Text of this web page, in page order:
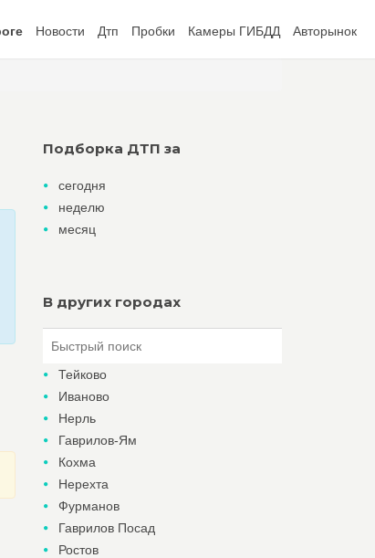
Новости Дтп Пробки Камеры ГИБДД Авторынок
Подборка ДТП за
сегодня
неделю
месяц
В других городах
Тейково
Иваново
Нерль
Гаврилов-Ям
Кохма
Нерехта
Фурманов
Гаврилов Посад
Ростов